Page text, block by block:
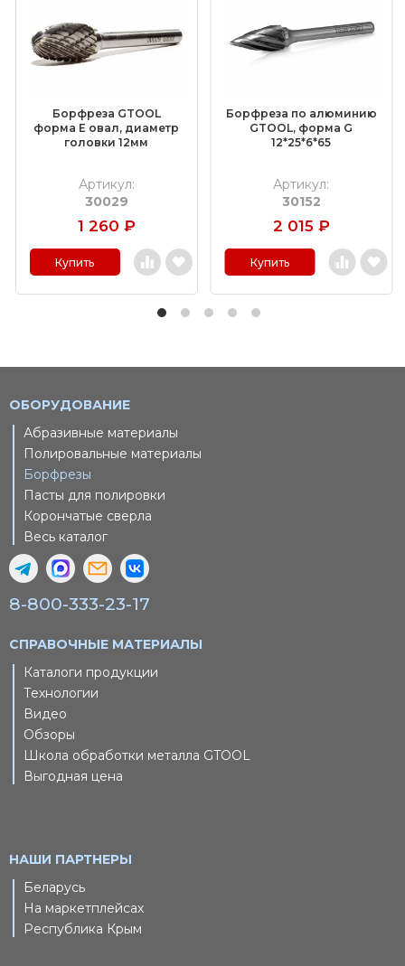
Борфреза GTOOL
форма E овал, диаметр
головки 12мм
Артикул:
30029
1 260 ₽
Купить
Борфреза по алюминию
GTOOL, форма G
12*25*6*65
Артикул:
30152
2 015 ₽
Купить
ОБОРУДОВАНИЕ
Абразивные материалы
Полировальные материалы
Борфрезы
Пасты для полировки
Корончатые сверла
Весь каталог
8-800-333-23-17
СПРАВОЧНЫЕ МАТЕРИАЛЫ
Каталоги продукции
Технологии
Видео
Обзоры
Школа обработки металла GTOOL
Выгодная цена
НАШИ ПАРТНЕРЫ
Беларусь
На маркетплейсах
Республика Крым